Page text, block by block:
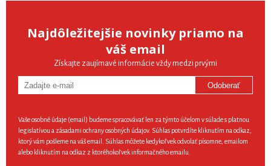
Najdôležitejšie novinky priamo na
váš email
Získajte zaujímavé informácie vždy medzi prvými
Odoberať
Vaše osobné údaje (email) budeme spracovávať len za týmto účelom v súlade s platnou
legislatívou a zásadami ochrany osobných údajov. Súhlas potvrdíte kliknutím na odkaz,
ktorý vám pošleme na váš email. Súhlas môžete kedykoľvek odvolať písomne, emailom
alebo kliknutím na odkaz z ktoréhokoľvek informačného emailu.